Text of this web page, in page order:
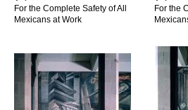
For the Complete Safety of All
Mexicans at Work
For the